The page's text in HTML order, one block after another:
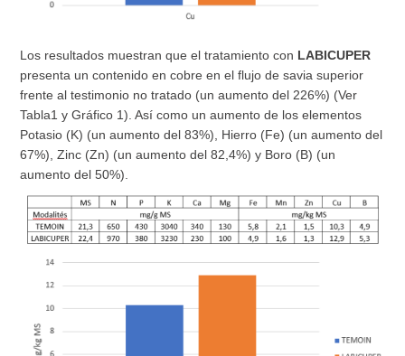
Los resultados muestran que el tratamiento con LABICUPER
presenta un contenido en cobre en el flujo de savia superior
frente al testimonio no tratado (un aumento del 226%) (Ver
Tabla1 y Gráfico 1). Así como un aumento de los elementos
Potasio (K) (un aumento del 83%), Hierro (Fe) (un aumento del
67%), Zinc (Zn) (un aumento del 82,4%) y Boro (B) (un
aumento del 50%).